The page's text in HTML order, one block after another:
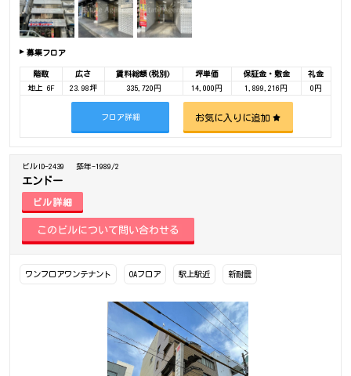
募集フロア
階数 広さ 賃料総額(税別) 坪単価 保証金・敷金
礼金
地上 6F
23.98坪 335,720円 14,000円 1,899,216円 0円
フロア詳細 お気に入りに追加
ビルID-2439 築年-1989/2
エンドー
ビル詳細
ワンフロアワンテナント OAフロア 駅上駅近 新耐震